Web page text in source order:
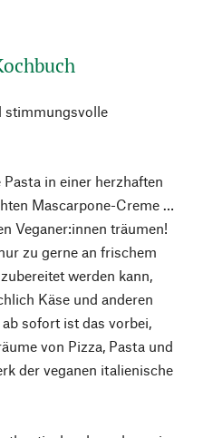
stimmungsvolle
in einer herzhaften
Mascarpone-Creme …
Veganer:innen träumen!
zu gerne an frischem
werden kann,
Käse und anderen
sofort ist das vorbei,
von Pizza, Pasta und
der veganen italienische